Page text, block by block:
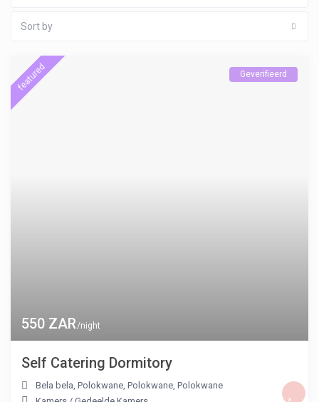
Sort by
550 ZAR/night
featured Geverifieerd
Self Catering Dormitory
Bela bela, Polokwane, Polokwane,Polokwane